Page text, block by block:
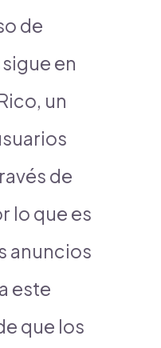
de
en
un
de
lo que es
anuncios
este
que los